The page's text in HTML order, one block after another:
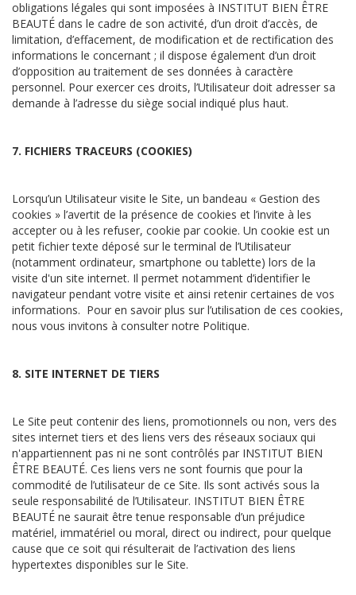
obligations légales qui sont imposées à INSTITUT BIEN ÊTRE
BEAUTÉ dans le cadre de son activité, d’un droit d’accès, de
limitation, d’effacement, de modification et de rectification des
informations le concernant ; il dispose également d’un droit
d’opposition au traitement de ses données à caractère
personnel. Pour exercer ces droits, l’Utilisateur doit adresser sa
demande à l’adresse du siège social indiqué plus haut.
7. FICHIERS TRACEURS (COOKIES)
Lorsqu’un Utilisateur visite le Site, un bandeau « Gestion des
cookies » l’avertit de la présence de cookies et l’invite à les
accepter ou à les refuser, cookie par cookie. Un cookie est un
petit fichier texte déposé sur le terminal de l’Utilisateur
(notamment ordinateur, smartphone ou tablette) lors de la
visite d'un site internet. Il permet notamment d’identifier le
navigateur pendant votre visite et ainsi retenir certaines de vos
informations. Pour en savoir plus sur l’utilisation de ces cookies,
nous vous invitons à consulter notre Politique.
8. SITE INTERNET DE TIERS
Le Site peut contenir des liens, promotionnels ou non, vers des
sites internet tiers et des liens vers des réseaux sociaux qui
n'appartiennent pas ni ne sont contrôlés par INSTITUT BIEN
ÊTRE BEAUTÉ. Ces liens vers ne sont fournis que pour la
commodité de l’utilisateur de ce Site. Ils sont activés sous la
seule responsabilité de l’Utilisateur. INSTITUT BIEN ÊTRE
BEAUTÉ ne saurait être tenue responsable d’un préjudice
matériel, immatériel ou moral, direct ou indirect, pour quelque
cause que ce soit qui résulterait de l’activation des liens
hypertextes disponibles sur le Site.